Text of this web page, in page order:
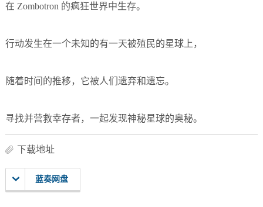
在 Zombotron 的疯狂世界中生存。
行动发生在一个未知的有一天被殖民的星球上，
随着时间的推移，它被人们遗弃和遗忘。
寻找并营救幸存者，一起发现神秘星球的奥秘。
下载地址
蓝奏网盘